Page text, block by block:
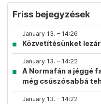
Friss bejegyzések
January 13. – 14:26
Közvetítésünket
January 13. – 14:22
A Normafán a jéggé
még csúszósabbá
January 13. – 14:22